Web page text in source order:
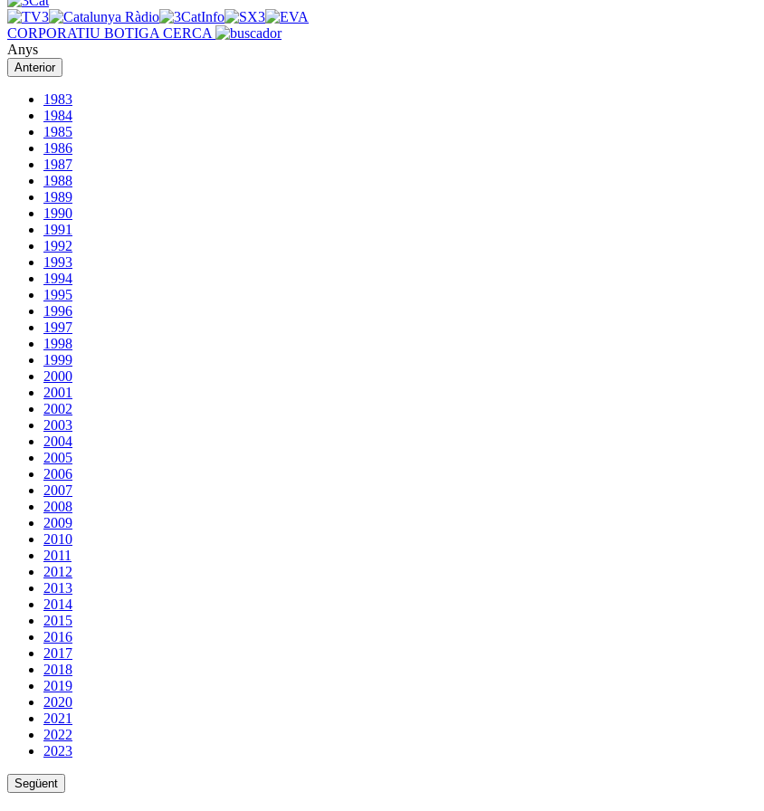
CORPORATIU BOTIGA CERCA
Anys
Anterior
1983
1984
1985
1986
1987
1988
1989
1990
1991
1992
1993
1994
1995
1996
1997
1998
1999
2000
2001
2002
2003
2004
2005
2006
2007
2008
2009
2010
2011
2012
2013
2014
2015
2016
2017
2018
2019
2020
2021
2022
2023
Següent